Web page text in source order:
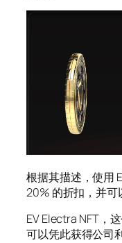
根据其描述，使用
20% 的折扣，并可
EV Electra NFT，
可以凭此获得公司